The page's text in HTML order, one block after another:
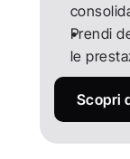
Prendi
le
Scopri